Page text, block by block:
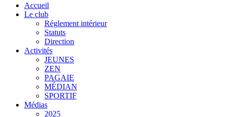
Accueil
Le club
Réglement intérieur
Statuts
Direction
Activités
JEUNES
ZEN
PAGAIE
MÉDIAN
SPORTIF
Médias
2025